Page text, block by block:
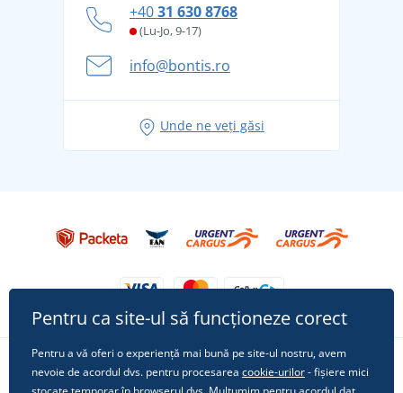
și în siguranță
Aventura de vară începe cu bagajul - pregătiți-vă
pentru vacanță fără griji
Tricoul preferat City în rol principal: ținute pentru
+4031 630 8768
(Lu-Jo, 9-17)
info@bontis.ro
Unde ne veți găsi
Urmărește-ne pe rețelele sociale
Pentru ca site-ul să funcționeze corect
Pentru a vă oferi o experiență mai bună pe site-ul nostru, avem
nevoie de acordul dvs. pentru procesarea cookie-urilor- fișiere mici